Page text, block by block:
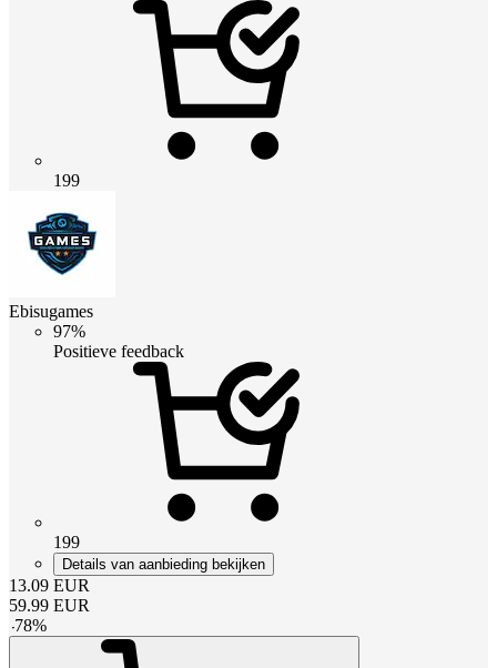
199
Ebisugames
97%
Positieve feedback
199
Details van aanbieding bekijken
13.09 EUR
59.99 EUR
-78%